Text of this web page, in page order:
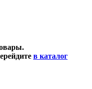
в каталог